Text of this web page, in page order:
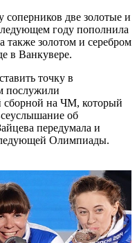
соперников две золотые и
году пополнила
также золотом и серебром
в Ванкувере.
точку в
послужили
сборной на ЧМ, который
об
передумала и
Олимпиады.